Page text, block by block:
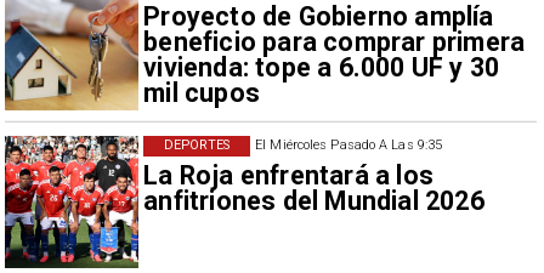
Proyecto de Gobierno amplía
beneficio para comprar primera
vivienda: tope a 6.000 UF y 30
mil cupos
El Miércoles Pasado A Las 9:35
La Roja enfrentará a los
anfitriones del Mundial 2026
DEPORTES